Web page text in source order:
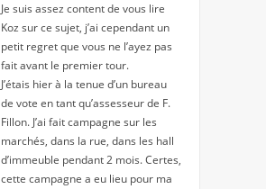
Je suis assez content de vous lire
Koz sur ce sujet, j’ai cependant un
petit regret que vous ne l’ayez pas
fait avant le premier tour.
J’étais hier à la tenue d’un bureau
de vote en tant qu’assesseur de F.
Fillon. J’ai fait campagne sur les
marchés, dans la rue, dans les hall
d’immeuble pendant 2 mois. Certes,
cette campagne a eu lieu pour ma